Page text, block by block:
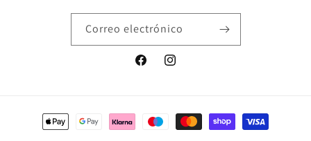
Correo electrónico
FacebookInstagram
Formas
de